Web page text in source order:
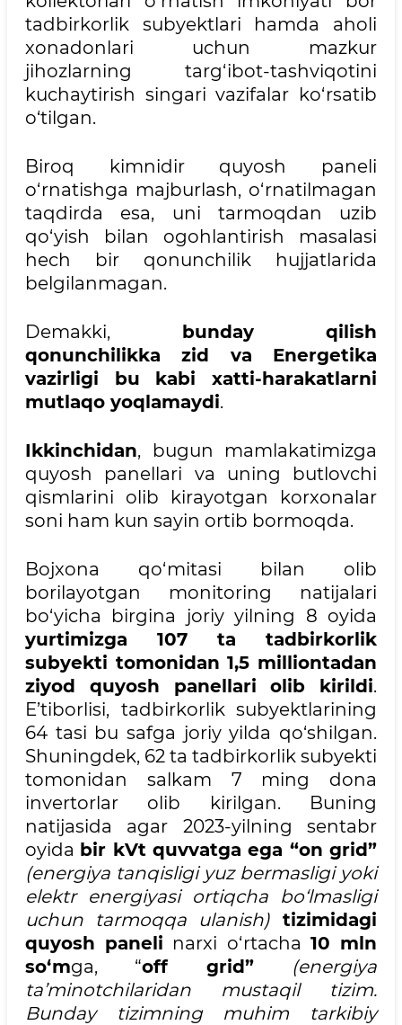
tadbirkorlik subyektlari hamda aholi
xonadonlari uchun mazkur
jihozlarning targ‘ibot-tashviqotini
kuchaytirish singari vazifalar ko‘rsatib
o‘tilgan.
Biroq kimnidir quyosh paneli
o‘rnatishga majburlash, o‘rnatilmagan
taqdirda esa, uni tarmoqdan uzib
qo‘yish bilan ogohlantirish masalasi
hech bir qonunchilik hujjatlarida
belgilanmagan.
Demakki, bunday qilish
qonunchilikka zid va Energetika
vazirligi bu kabi xatti-harakatlarni
mutlaqo yoqlamaydi.
Ikkinchidan, bugun mamlakatimizga
quyosh panellari va uning butlovchi
qismlarini olib kirayotgan korxonalar
soni ham kun sayin ortib bormoqda.
Bojxona qo‘mitasi bilan olib
borilayotgan monitoring natijalari
bo‘yicha birgina joriy yilning 8 oyida
yurtimizga 107 ta tadbirkorlik
subyekti tomonidan 1,5 milliontadan
ziyod quyosh panellari olib kirildi.
E’tiborlisi, tadbirkorlik subyektlarining
64 tasi bu safga joriy yilda qo‘shilgan.
Shuningdek, 62 ta tadbirkorlik subyekti
tomonidan salkam 7 ming dona
invertorlar olib kirilgan. Buning
natijasida agar 2023-yilning sentabr
oyida bir kVt quvvatga ega “on grid”
(energiya tanqisligi yuz bermasligi yoki
elektr energiyasi ortiqcha bo‘lmasligi
uchun tarmoqqa ulanish) tizimidagi
quyosh paneli narxi o‘rtacha 10 mln
so‘mga, “off grid” (energiya
ta’minotchilaridan mustaqil tizim.
Bunday tizimning muhim tarkibiy